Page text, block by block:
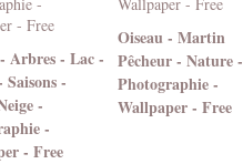
Arbres - Lac -
Saisons -
-
-
- Free
Oiseau - Martin
Pêcheur - Nature -
Photographie -
Wallpaper - Free